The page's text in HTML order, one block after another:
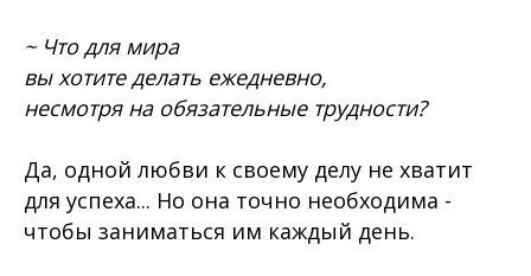
~Что для мира
вы хотите делать ежедневно,
несмотря на обязательные трудности?
Да, одной любви к своему делу не хватит
для успеха... Но она точно необходима -
чтобы заниматься им каждый день.